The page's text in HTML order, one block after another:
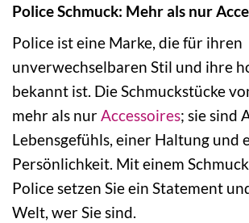
Police Schmuck: Mehr als nur
Police ist eine Marke, die für ihren
unverwechselbaren Stil und ihre
bekannt ist. Die Schmuckstücke
mehr als nurAccessoires; sie sind
Lebensgefühls, einer Haltung und
Persönlichkeit. Mit einem
Police setzen Sie ein Statement
Welt, wer Sie sind.